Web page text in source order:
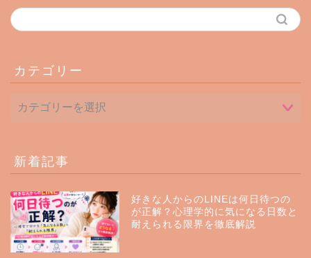
カテゴリー
新着記事
好きな人からのLINEは何日待つの
が正解？心理学的に気になる日数と
耐えられる限界を徹底解説